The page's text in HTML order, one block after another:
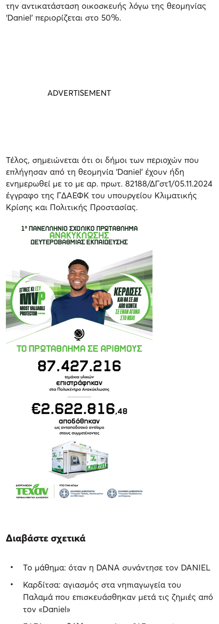
την αντικατάσταση οικοσκευής λόγω της θεομηνίας
‘Daniel' περιορίζεται στο 50%.
Τέλος, σημειώνεται ότι οι δήμοι των περιοχών που
επλήγησαν από τη θεομηνία ‘Daniel' έχουν ήδη
ενημερωθεί με το με αρ. πρωτ. 82188/ΔΓστ1/05.11.2024
έγγραφο της ΓΔΑΕΦΚ του υπουργείου Κλιματικής
Κρίσης και Πολιτικής Προστασίας.
Διαβάστε σχετικά
Το μάθημα: όταν η DANA συνάντησε τον DANIEL
Καρδίτσα: αγιασμός στα νηπιαγωγεία του
Παλαμά που επισκευάσθηκαν μετά τις ζημιές από
τον «Daniel»